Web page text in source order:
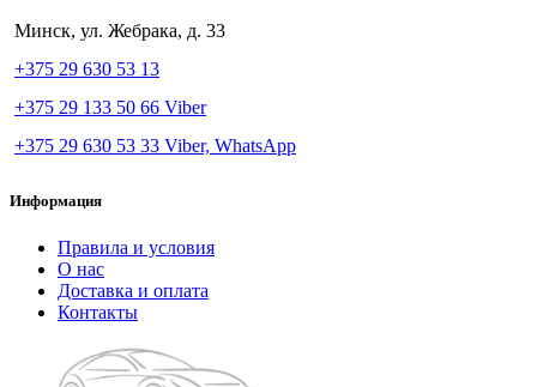
Минск, ул. Жебрака, д. 33
+375 29 630 53 13
+375 29 133 50 66 Viber
+375 29 630 53 33 Viber, WhatsApp
Информация
Правила и условия
О нас
Доставка и оплата
Контакты